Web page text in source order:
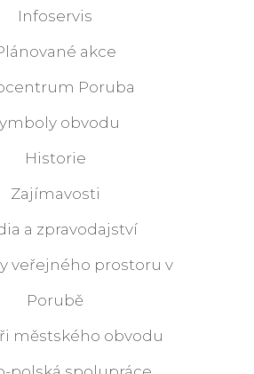
Infoservis
akce
Poruba
obvodu
Historie
Zajímavosti
a zpravodajství
veřejného prostoru v
Porubě
městského obvodu